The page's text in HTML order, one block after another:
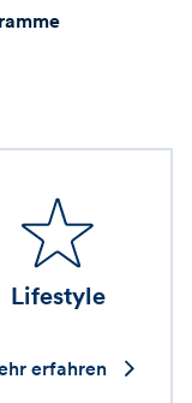
Lifestyle
erfahren